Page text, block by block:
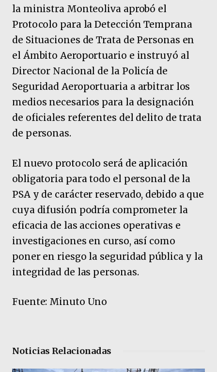
la ministra Monteoliva aprobó el
Protocolo para la Detección Temprana
de Situaciones de Trata de Personas en
el Ámbito Aeroportuario e instruyó al
Director Nacional de la Policía de
Seguridad Aeroportuaria a arbitrar los
medios necesarios para la designación
de oficiales referentes del delito de trata
de personas.
El nuevo protocolo será de aplicación
obligatoria para todo el personal de la
PSA y de carácter reservado, debido a que
cuya difusión podría comprometer la
eficacia de las acciones operativas e
investigaciones en curso, así como
poner en riesgo la seguridad pública y la
integridad de las personas.
Fuente: Minuto Uno
Noticias Relacionadas